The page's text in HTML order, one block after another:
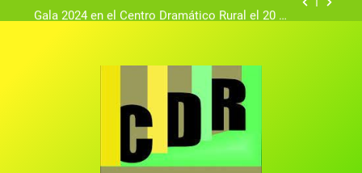
agosto.
convocado por el Centro Dramático Rural de Mira
(Cuenca)
Gala anual virtual del Centro Dramático Rural de
Gala del Centro Dramático Rural 2025
Gala 2024 en el Centro Dramático Rural el 20 de